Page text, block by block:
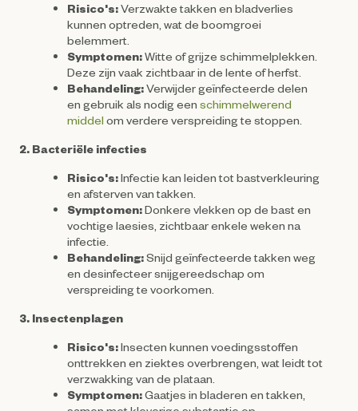
Risico's:Verzwakte takken en bladverlies
kunnen optreden, wat de boomgroei
belemmert.
Symptomen:Witte of grijze schimmelplekken.
Deze zijn vaak zichtbaar in de lente of herfst.
Behandeling:Verwijder geïnfecteerde delen
en gebruik als nodig een schimmelwerend
middel om verdere verspreiding te stoppen.
2. Bacteriële infecties
Risico's:Infectie kan leiden tot bastverkleuring
en afsterven van takken.
Symptomen:Donkere vlekken op de bast en
vochtige laesies, zichtbaar enkele weken na
infectie.
Behandeling:Snijd geïnfecteerde takken weg
en desinfecteer snijgereedschap om
verspreiding te voorkomen.
3. Insectenplagen
Risico's:Insecten kunnen voedingsstoffen
onttrekken en ziektes overbrengen, wat leidt tot
verzwakking van de plataan.
Symptomen:Gaatjes in bladeren en takken,